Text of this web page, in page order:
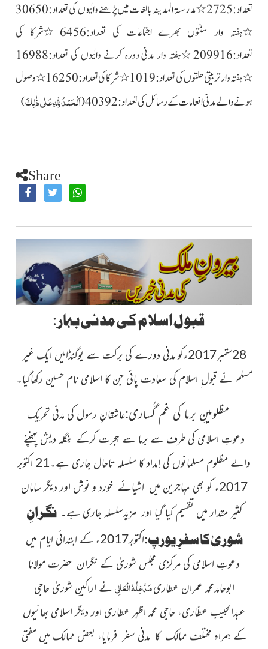
تعداد:2725 ٭مدرسۃ المدینہ بالغات میں پڑھنے والیوں کی
تعداد:30650
٭ہفتہ وار سنّتوں بھرے اجتماعات کی تعداد:6456
٭شرکا کی
تعداد:209916 ٭ہفتہ وار مدنی دورہ کرنے والیوں کی تعداد:16988
٭ہفتہ وار تربیتی حلقوں کی تعداد:1019 ٭شرکا کی تعداد:16250 ٭وصول
ہونے والے مدنی انعامات کے رسائل کی تعداد:40392(
اَلْحَمْدُلِلہِ عَلٰی ذٰلِکَ)
Share
قبول ِاسلام کی مدنی بہار:
28ستمبر2017ءکو مدنی دورے کی برکت سے یوگنڈامیں ایک غیر
مسلم نے قبول ِ اسلام کی سعادت پائی جن کا اسلامی نام حسین رکھاگیا۔
مظلومینِ برما کی غم گُساری:عاشقانِ رسول کی مدنی تحریک
دعوتِ اسلامی کی طرف سے برما سے ہجرت کرکے بنگلہ دیش پہنچنے
والے مظلوم مسلمانوں کی اِمداد کا سلسلہ تاحال جاری ہے۔21 اکتوبر
2017ء کو بھی مہاجرین میں اشیائے خورد و نوش اور دیگر سامان
کثیر مقدار میں تقسیم کیا گیا اور مزیدسلسلہ جاری ہے۔ نگرانِ
شوریٰ کا سفرِِ یورپ:
اکتوبر2017ء کے ابتدائی ایّام میں
دعوتِ اسلامی کی مرکزی مجلس شوریٰ کے نگران حضرت مولانا
ابوحامدمحمد عمران عطاریمَدَّظِلُّہُ الْعَالِینے اراکینِ شوریٰ حاجی
عبدالحبیب عطّاری، حاجی محمد اظہر عطاری اور دیگر اسلامی بھائیوں
کے ہمراہ مختلف ممالک کا مدنی سفر فرمایا، بعض ممالک میں مفتی